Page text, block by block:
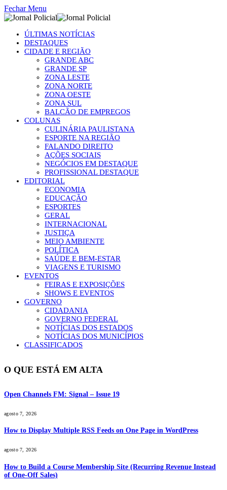
Fechar Menu
ÚLTIMAS NOTÍCIAS
DESTAQUES
CIDADE E REGIÃO
GRANDE ABC
GRANDE SP
ZONA LESTE
ZONA NORTE
ZONA OESTE
ZONA SUL
BALCÃO DE EMPREGOS
COLUNAS
CULINÁRIA PAULISTANA
ESPORTE NA REGIÃO
FALANDO DIREITO
AÇÕES SOCIAIS
NEGÓCIOS EM DESTAQUE
PROFISSIONAL DESTAQUE
EDITORIAL
ECONOMIA
EDUCAÇÃO
ESPORTES
GERAL
INTERNACIONAL
JUSTIÇA
MEIO AMBIENTE
POLÍTICA
SAÚDE E BEM-ESTAR
VIAGENS E TURISMO
EVENTOS
FEIRAS E EXPOSIÇÕES
SHOWS E EVENTOS
GOVERNO
CIDADANIA
GOVERNO FEDERAL
NOTÍCIAS DOS ESTADOS
NOTÍCIAS DOS MUNICÍPIOS
CLASSIFICADOS
O QUE ESTÁ EM ALTA
Open Channels FM: Signal – Issue 19
agosto 7, 2026
How to Display Multiple RSS Feeds on One Page in WordPress
agosto 7, 2026
How to Build a Course Membership Site (Recurring Revenue Instead
of One-Off Sales)